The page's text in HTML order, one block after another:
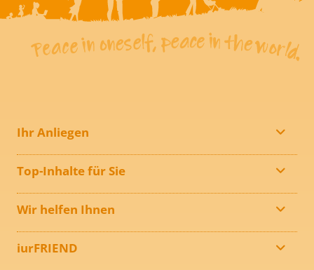
Ihr Anliegen
Top-Inhalte für Sie
Wir helfen Ihnen
iurFRIEND